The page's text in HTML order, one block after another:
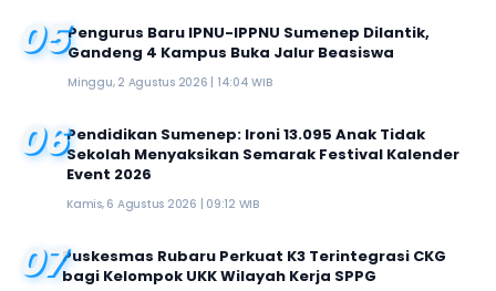
05Pengurus Baru IPNU-IPPNU Sumenep Dilantik,
Gandeng 4 Kampus Buka Jalur Beasiswa
Minggu, 2 Agustus 2026 | 14:04 WIB
06Pendidikan Sumenep: Ironi 13.095 Anak Tidak
Sekolah Menyaksikan Semarak Festival Kalender
Event 2026
Kamis, 6 Agustus 2026 | 09:12 WIB
07Puskesmas Rubaru Perkuat K3 Terintegrasi CKG
bagi Kelompok UKK Wilayah Kerja SPPG